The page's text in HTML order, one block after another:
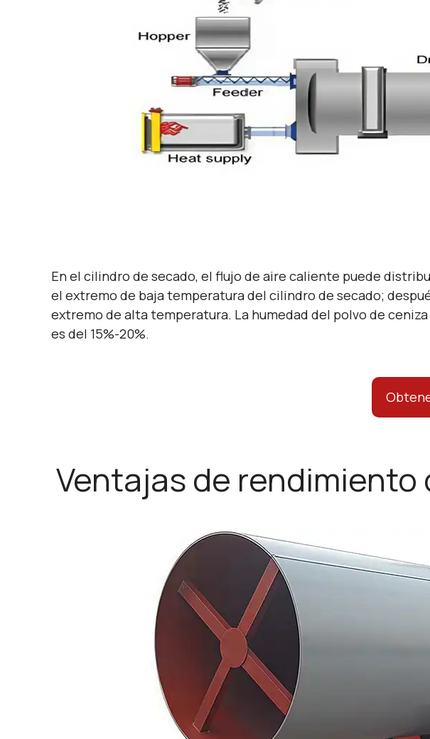
En el cilindro de secado, el flujo de aire caliente puede
el extremo de baja temperatura del cilindro de secado;
extremo de alta temperatura. La humedad del polvo de
es del 15%-20%.
Ventajas de